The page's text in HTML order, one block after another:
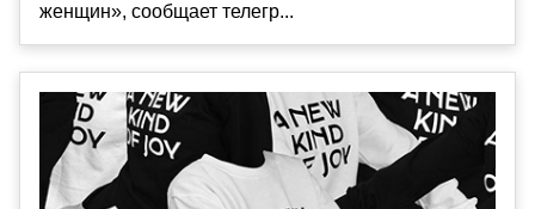
женщин», сообщает телегр...